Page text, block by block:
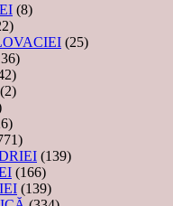
(8)
(25)
(2)
(139)
(166)
(139)